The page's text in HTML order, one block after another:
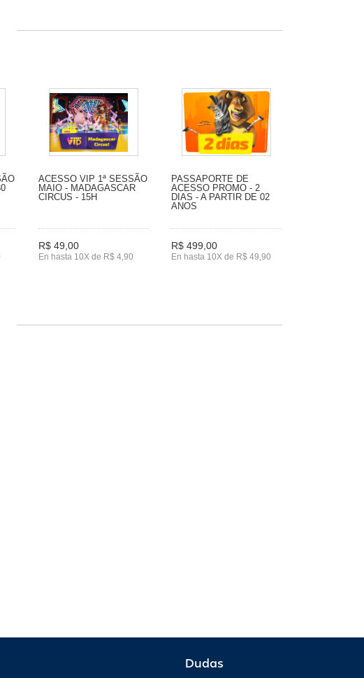
ACESSO VIP 1ª SESSÃO
MAIO - MADAGASCAR
CIRCUS - 15H
R$ 49,00
En hasta 10X de R$ 4,90
PASSAPORTE DE
ACESSO PROMO - 2
DIAS - A PARTIR DE 02
ANOS
R$ 499,00
En hasta 10X de R$ 49,90
Dudas